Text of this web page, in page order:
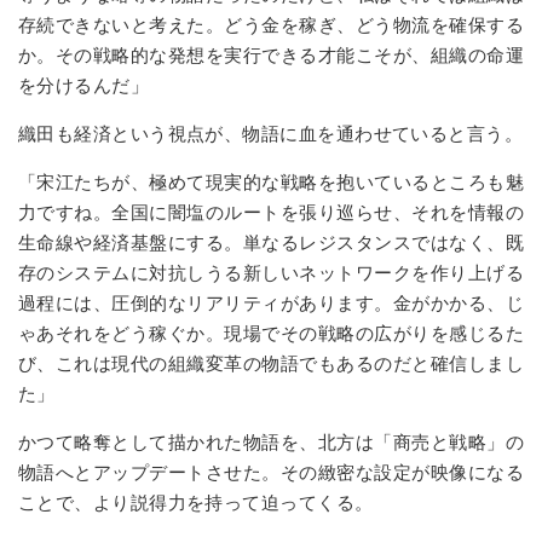
存続できないと考えた。どう金を稼ぎ、どう物流を確保する
か。その戦略的な発想を実行できる才能こそが、組織の命運
を分けるんだ」
織田も経済という視点が、物語に血を通わせていると言う。
「宋江たちが、極めて現実的な戦略を抱いているところも魅
力ですね。全国に闇塩のルートを張り巡らせ、それを情報の
生命線や経済基盤にする。単なるレジスタンスではなく、既
存のシステムに対抗しうる新しいネットワークを作り上げる
過程には、圧倒的なリアリティがあります。金がかかる、じ
ゃあそれをどう稼ぐか。現場でその戦略の広がりを感じるた
び、これは現代の組織変革の物語でもあるのだと確信しまし
た」
かつて略奪として描かれた物語を、北方は「商売と戦略」の
物語へとアップデートさせた。その緻密な設定が映像になる
ことで、より説得力を持って迫ってくる。